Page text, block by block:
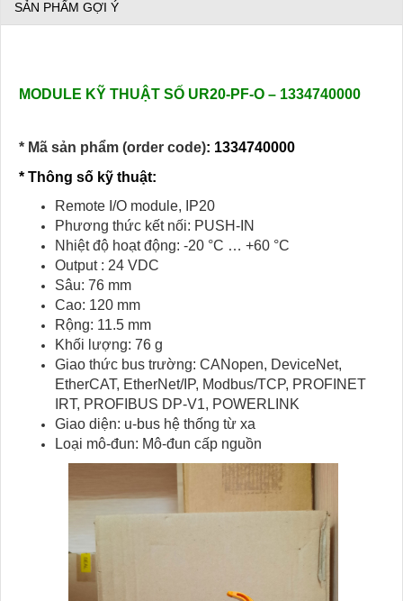
SẢN PHẨM GỢI Ý
MODULE KỸ THUẬT SỐ UR20-PF-O – 1334740000
* Mã sản phẩm (order code): 1334740000
* Thông số kỹ thuật:
Remote I/O module, IP20
Phương thức kết nối: PUSH-IN
Nhiệt độ hoạt động: -20 °C … +60 °C
Output : 24 VDC
Sâu: 76 mm
Cao: 120 mm
Rộng: 11.5 mm
Khối lượng: 76 g
Giao thức bus trường: CANopen, DeviceNet,
EtherCAT, EtherNet/IP, Modbus/TCP, PROFINET
IRT, PROFIBUS DP-V1, POWERLINK
Giao diện: u-bus hệ thống từ xa
Loại mô-đun: Mô-đun cấp nguồn